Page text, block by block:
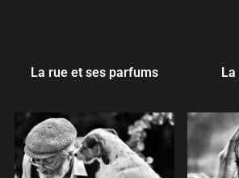
La rue et ses parfums La